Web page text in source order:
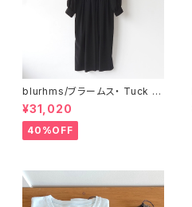
blurhms/ブラームス・ Tuck G
ather Dress
¥31,020
40%OFF